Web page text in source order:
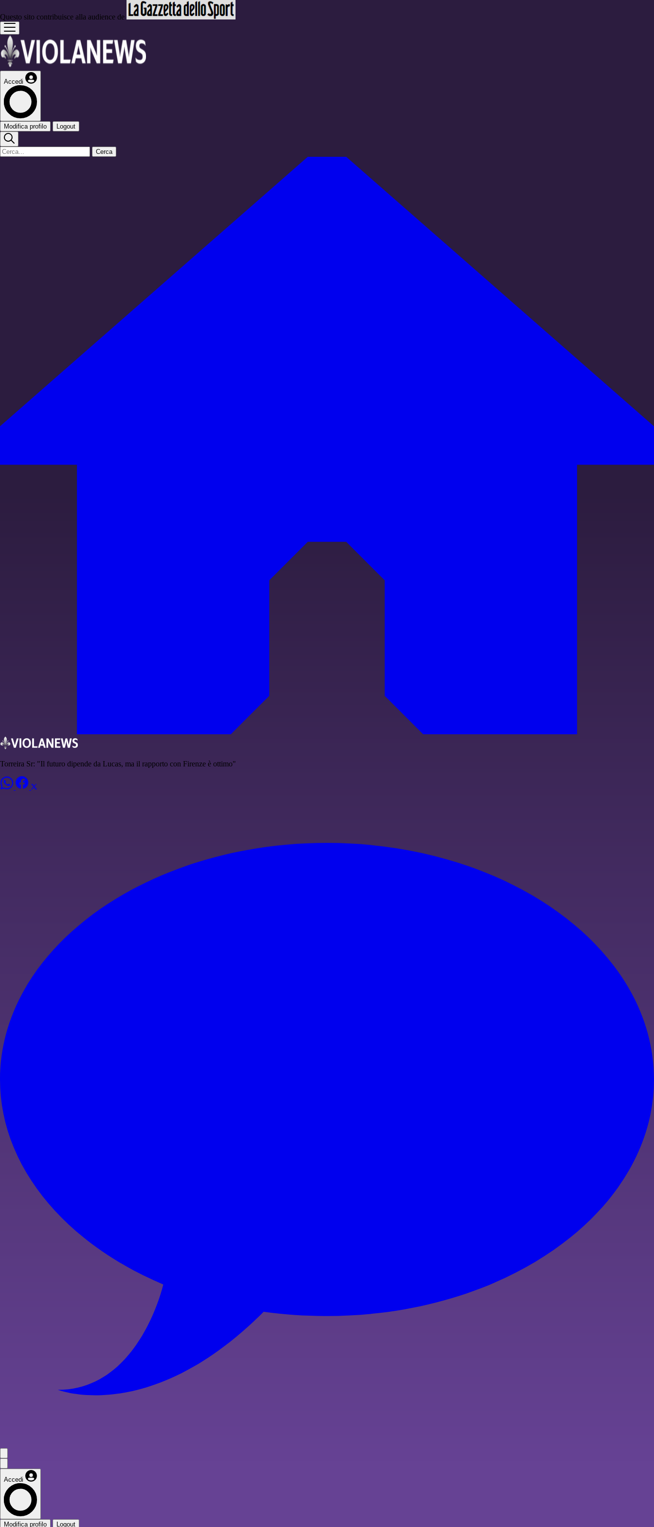
Questo sito contribuisce alla audience de
Accedi
Modifica profilo Logout
Cerca
Torreira Sr: "Il futuro dipende da Lucas, ma il rapporto con Firenze è ottimo"
Accedi
Modifica profilo Logout